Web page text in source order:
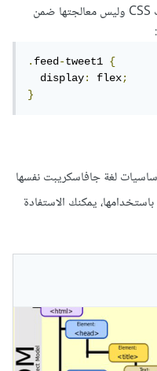
يجب نقل خواص التنسيق إلى ملف CSS وليس معالجتها ضمن
.feed-tweet1 {
  display
: flex;
}
لغة جافاسكريبت نفسها
يمكنك الاستفادة